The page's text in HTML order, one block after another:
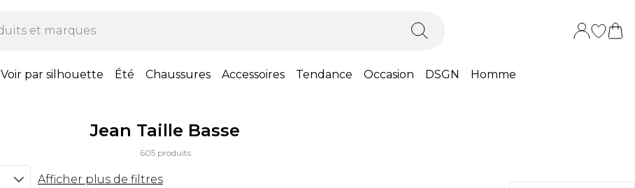
Voir par silhouette Été Chaussures Accessoires Tendance Occasion DSGN Homme
Jean Taille Basse
605 produits
Afficher plus de filtres